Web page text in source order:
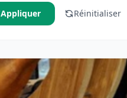
Appliquer Réinitialiser